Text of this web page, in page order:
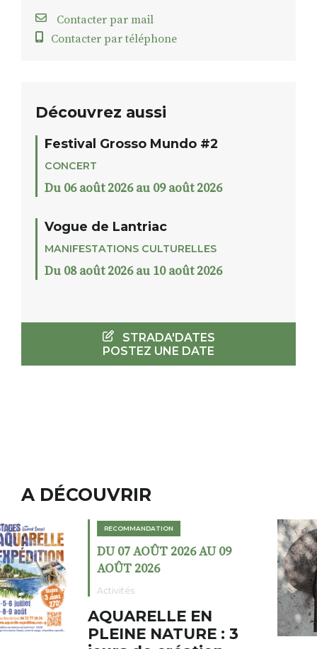
Contacter par mail
Contacter par téléphone
Découvrez aussi
Festival Grosso Mundo #2
CONCERT
Du 06 août 2026 au 09 août 2026
Vogue de Lantriac
MANIFESTATIONS CULTURELLES
Du 08 août 2026 au 10 août 2026
STRADA'DATES
POSTEZ UNE DATE
A DÉCOUVRIR
RECOMMANDATION
DU 02 AOÛT 2026 AU 23
AOÛT 2026
Expositions
Cochon charbon au
fumoir